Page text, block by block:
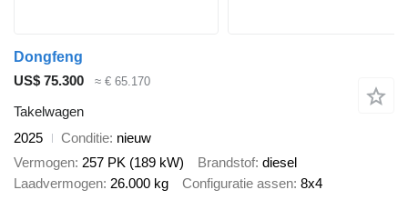
Dongfeng
US$ 75.300
≈ € 65.170
Takelwagen
2025
Conditie nieuw
Vermogen 257 PK (189 kW) Brandstof diesel
Laadvermogen 26.000 kg Configuratie assen 8x4